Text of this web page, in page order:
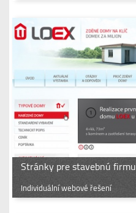
Stránky pre stavebnú firmu
Individuální webové řešení